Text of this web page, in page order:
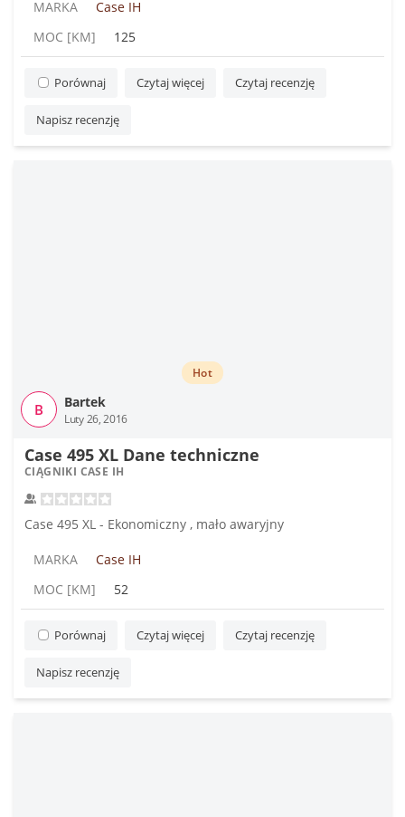
MARKA
Case IH
MOC [KM]
125
Porównaj Czytaj więcej Czytaj recenzję
Napisz recenzję
B Bartek
Luty 26, 2016
Hot
Case 495 XL Dane techniczne
CIĄGNIKI CASE IH
Case 495 XL - Ekonomiczny , mało awaryjny
MARKA
Case IH
MOC [KM]
52
Porównaj Czytaj więcej Czytaj recenzję
Napisz recenzję